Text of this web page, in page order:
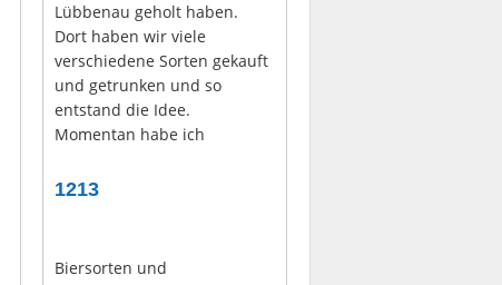
Lübbenau geholt haben.
Dort haben wir viele
verschiedene Sorten gekauft
und getrunken und so
entstand die Idee.
Momentan habe ich
1213
Biersorten und